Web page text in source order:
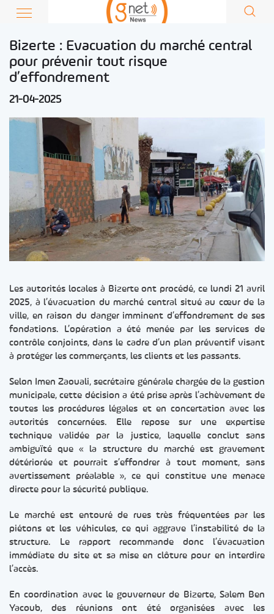
Bizerte : Evacuation du marché central
pour prévenir tout risque
d’effondrement
21-04-2025
Les autorités locales à Bizerte ont procédé, ce lundi 21 avril
2025, à l’évacuation du marché central situé au cœur de la
ville, en raison du danger imminent d’effondrement de ses
fondations. L’opération a été menée par les services de
contrôle conjoints, dans le cadre d’un plan préventif visant
à protéger les commerçants, les clients et les passants.
Selon Imen Zaouali, secrétaire générale chargée de la gestion
municipale, cette décision a été prise après l’achèvement de
toutes les procédures légales et en concertation avec les
autorités concernées. Elle repose sur une expertise
technique validée par la justice, laquelle conclut sans
ambiguïté que « la structure du marché est gravement
détériorée et pourrait s’effondrer à tout moment, sans
avertissement préalable », ce qui constitue une menace
directe pour la sécurité publique.
Le marché est entouré de rues très fréquentées par les
piétons et les véhicules, ce qui aggrave l’instabilité de la
structure. Le rapport recommande donc l’évacuation
immédiate du site et sa mise en clôture pour en interdire
l’accès.
En coordination avec le gouverneur de Bizerte, Salem Ben
Yacoub, des réunions ont été organisées avec les